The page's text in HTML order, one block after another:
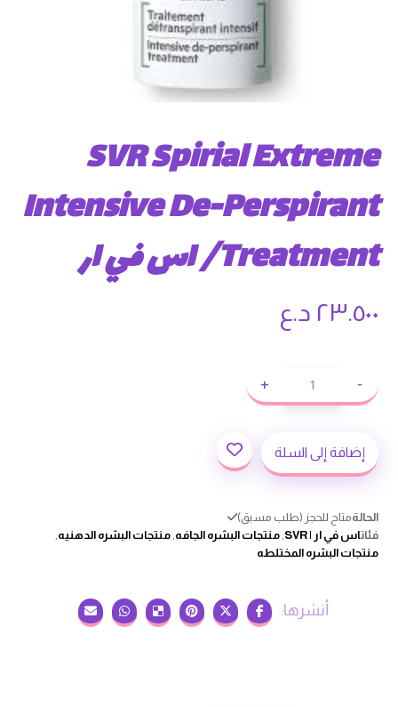
SVR Spirial Extreme
Intensive De-Perspirant
Treatment/ اس في ار
٢٣.٥٠٠ د.ع
-
+
إضافة إلى السلة
الحالةمتاح للحجز (طلب مسبق)
فئاتاس في ار | SVR ,منتجات البشره الجافه,منتجات البشره الدهنيه,
منتجات البشره المختلطه